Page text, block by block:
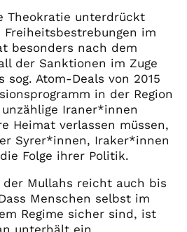
Theokratie unterdrückt
im
besonders nach dem
der Sanktionen im Zuge
sog. Atom-Deals von 2015
in der Region
Iraner*innen
Heimat verlassen müssen,
Syrer*innen, Iraker*innen
Folge ihrer Politik.
der Mullahs reicht auch bis
Menschen selbst im
Regime sicher sind, ist